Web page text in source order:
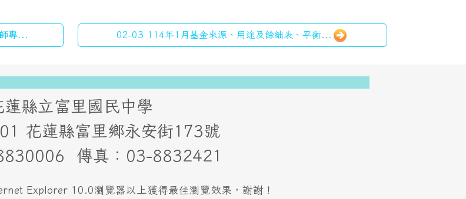
專... 02-03 114年1月基金來源、用途及餘絀表、平衡...
蓮縣立富里國民中學
花蓮縣富里鄉永安街173號
傳真：03-8832421
Explorer 10.0瀏覽器以上獲得最佳瀏覽效果，謝謝！